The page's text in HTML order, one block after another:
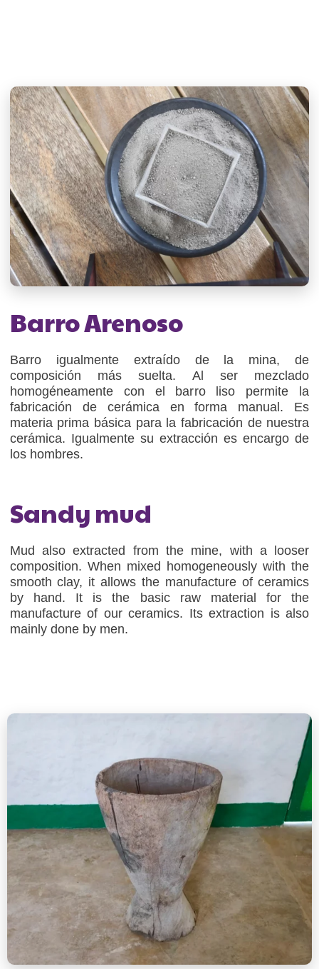
Barro Arenoso
Barro igualmente extraído de la mina, de
composición más suelta. Al ser mezclado
homogéneamente con el barro liso permite la
fabricación de cerámica en forma manual. Es
materia prima básica para la fabricación de nuestra
cerámica. Igualmente su extracción es encargo de
los hombres.
Sandy mud
Mud also extracted from the mine, with a looser
composition. When mixed homogeneously with the
smooth clay, it allows the manufacture of ceramics
by hand. It is the basic raw material for the
manufacture of our ceramics. Its extraction is also
mainly done by men.